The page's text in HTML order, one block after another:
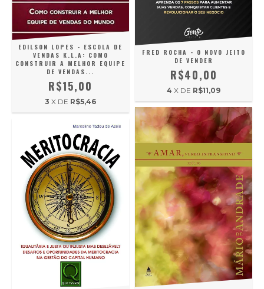
EDILSON LOPES - ESCOLA DE
VENDAS K.L.A: COMO
CONSTRUIR A MELHOR EQUIPE
DE VENDAS...
R$15,00
3 X DE R$5,46
FRED ROCHA - O NOVO JEITO
DE VENDER
R$40,00
4 X DE R$11,09